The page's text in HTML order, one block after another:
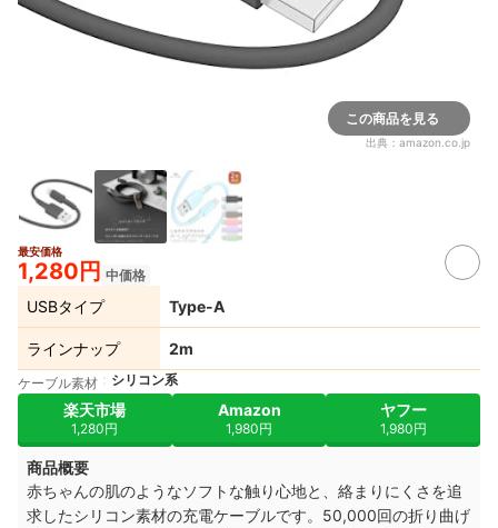
この商品を見る
出典： amazon.co.jp
最安価格
1,280円 中価格
USBタイプ Type-A
ラインナップ 2m
ケーブル素材 シリコン系
楽天市場
1,280円
Amazon
1,980円
ヤフー
1,980円
商品概要
赤ちゃんの肌のようなソフトな触り心地と、絡まりにくさを追
求したシリコン素材の充電ケーブルです。50,000回の折り曲げ